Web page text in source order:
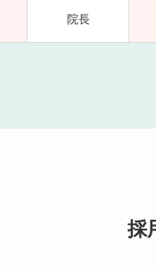
院長
採